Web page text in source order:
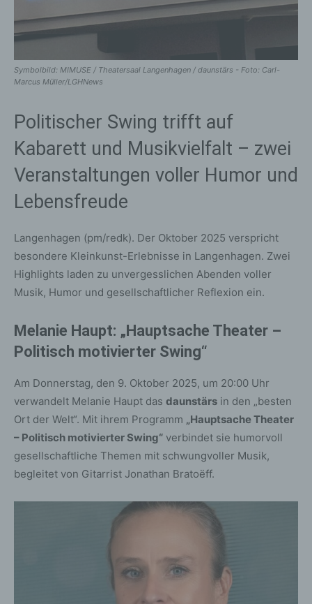
Symbolbild: MIMUSE / Theatersaal Langenhagen / daunstärs - Foto: Carl-
Marcus Müller/LGHNews
Politischer Swing trifft auf
Kabarett und Musikvielfalt – zwei
Veranstaltungen voller Humor und
Lebensfreude
Langenhagen (pm/redk). Der Oktober 2025 verspricht
besondere Kleinkunst-Erlebnisse in Langenhagen. Zwei
Highlights laden zu unvergesslichen Abenden voller
Musik, Humor und gesellschaftlicher Reflexion ein.
Melanie Haupt: „Hauptsache Theater –
Politisch motivierter Swing“
Am Donnerstag, den 9. Oktober 2025, um 20:00 Uhr
verwandelt Melanie Haupt das daunstärs in den „besten
Ort der Welt“. Mit ihrem Programm „Hauptsache Theater
– Politisch motivierter Swing“ verbindet sie humorvoll
gesellschaftliche Themen mit schwungvoller Musik,
begleitet von Gitarrist Jonathan Bratoëff.